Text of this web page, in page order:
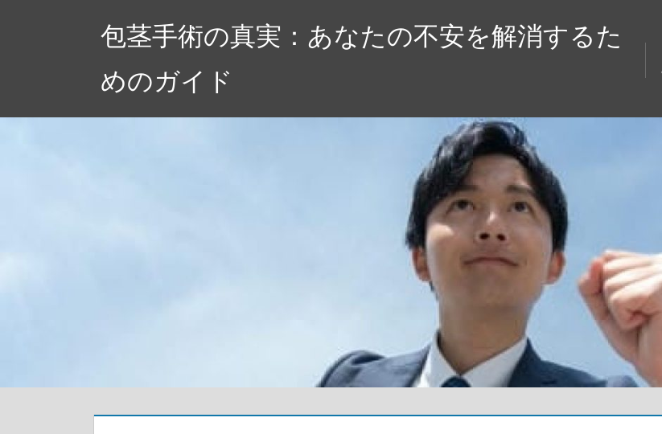
包茎手術の真実：あなたの不安を解消するた
めのガイド